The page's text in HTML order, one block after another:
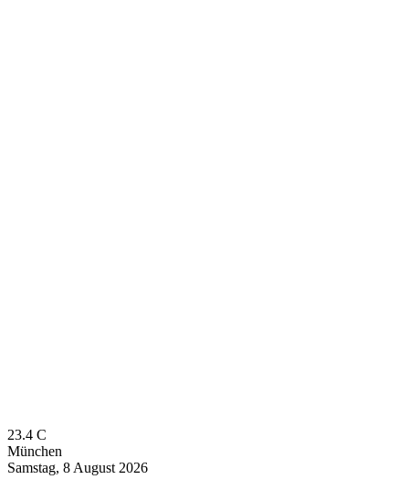
23.4 C
München
Samstag, 8 August 2026